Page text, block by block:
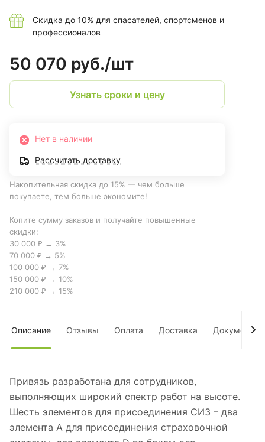
Скидка до 10% для спасателей, спортсменов и
профессионалов
50 070 руб./шт
Узнать сроки и цену
Нет в наличии
Рассчитать доставку
Накопительная скидка до 15% — чем больше
покупаете, тем больше экономите!
Копите сумму заказов и получайте повышенные
скидки:
30 000 ₽ → 3%
70 000 ₽ → 5%
100 000 ₽ → 7%
150 000 ₽ → 10%
210 000 ₽ → 15%
Описание Отзывы Оплата Доставка Документы
Привязь разработана для сотрудников,
выполняющих широкий спектр работ на высоте.
Шесть элементов для присоединения СИЗ – два
элемента А для присоединения страховочной